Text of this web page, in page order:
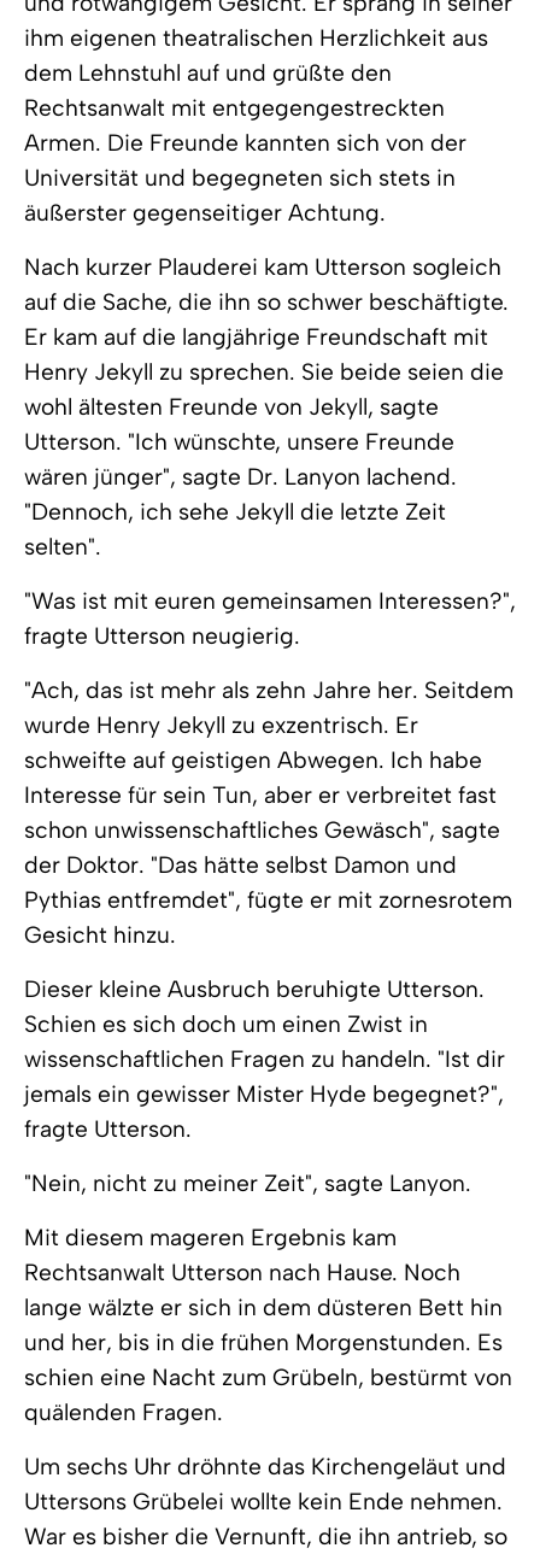
ihm eigenen theatralischen Herzlichkeit aus
dem Lehnstuhl auf und grüßte den
Rechtsanwalt mit entgegengestreckten
Armen. Die Freunde kannten sich von der
Universität und begegneten sich stets in
äußerster gegenseitiger Achtung.
Nach kurzer Plauderei kam Utterson sogleich
auf die Sache, die ihn so schwer beschäftigte.
Er kam auf die langjährige Freundschaft mit
Henry Jekyll zu sprechen. Sie beide seien die
wohl ältesten Freunde von Jekyll, sagte
Utterson. "Ich wünschte, unsere Freunde
wären jünger", sagte Dr. Lanyon lachend.
"Dennoch, ich sehe Jekyll die letzte Zeit
selten".
"Was ist mit euren gemeinsamen Interessen?",
fragte Utterson neugierig.
"Ach, das ist mehr als zehn Jahre her. Seitdem
wurde Henry Jekyll zu exzentrisch. Er
schweifte auf geistigen Abwegen. Ich habe
Interesse für sein Tun, aber er verbreitet fast
schon unwissenschaftliches Gewäsch", sagte
der Doktor. "Das hätte selbst Damon und
Pythias entfremdet", fügte er mit zornesrotem
Gesicht hinzu.
Dieser kleine Ausbruch beruhigte Utterson.
Schien es sich doch um einen Zwist in
wissenschaftlichen Fragen zu handeln. "Ist dir
jemals ein gewisser Mister Hyde begegnet?",
fragte Utterson.
"Nein, nicht zu meiner Zeit", sagte Lanyon.
Mit diesem mageren Ergebnis kam
Rechtsanwalt Utterson nach Hause. Noch
lange wälzte er sich in dem düsteren Bett hin
und her, bis in die frühen Morgenstunden. Es
schien eine Nacht zum Grübeln, bestürmt von
quälenden Fragen.
Um sechs Uhr dröhnte das Kirchengeläut und
Uttersons Grübelei wollte kein Ende nehmen.
War es bisher die Vernunft, die ihn antrieb, so